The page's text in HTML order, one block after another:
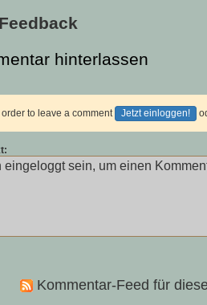
hinterlassen
order to leave a comment Jetzt einloggen!
Kommentar-Feed für